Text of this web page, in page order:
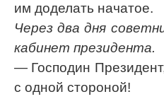
им доделать начатое.
Через два дня
кабинет президента.
— Господин
с одной стороной!